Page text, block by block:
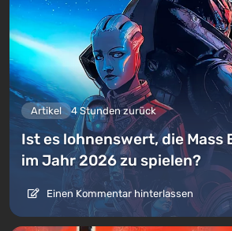
Artikel 4 Stunden zurück
Ist es lohnenswert, die
im Jahr 2026 zu spielen?
Einen Kommentar hinterlassen